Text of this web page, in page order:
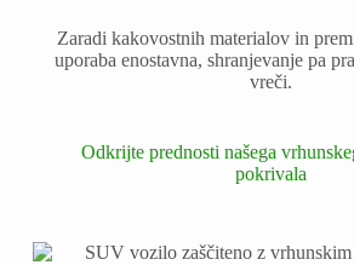
Zaradi kakovostnih materialov in
uporaba enostavna, shranjevanje pa
vreči.
Odkrijte prednosti našega
pokrivala